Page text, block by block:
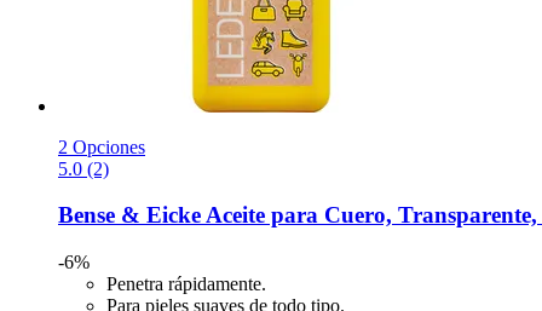
2 Opciones
5.0 (2)
Bense & EickeAceite para Cuero,
-6%
Penetra rápidamente.
Para pieles suaves de todo tipo.